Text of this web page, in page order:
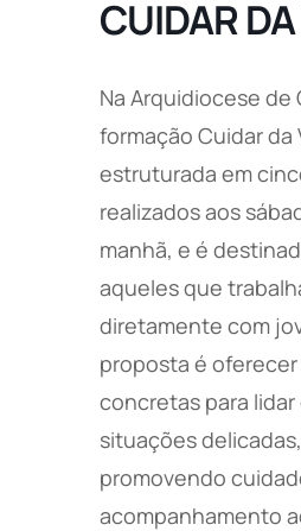
CUIDAR
Na Arquidiocese de
formação Cuidar da
estruturada em
realizados aos
manhã, e é
aqueles que
diretamente com
proposta é
concretas para lidar
situações delicadas,
promovendo
acompanhamento